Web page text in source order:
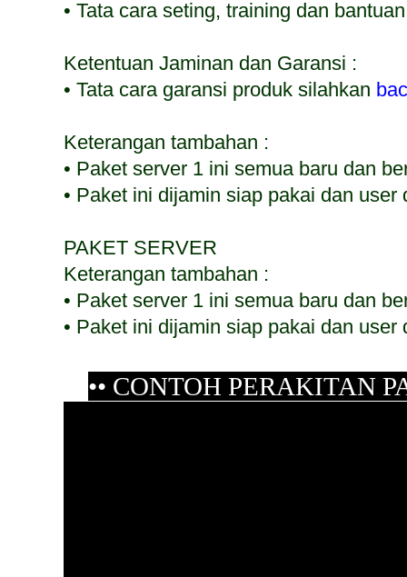
• Tata cara seting, training dan
Ketentuan Jaminan dan Garansi :
• Tata cara garansi produk silahkan
Keterangan tambahan :
• Paket server 1 ini semua baru
• Paket ini dijamin siap pakai dan
PAKET SERVER
Keterangan tambahan :
• Paket server 1 ini semua baru
• Paket ini dijamin siap pakai dan
•• CONTOH PERAKITAN